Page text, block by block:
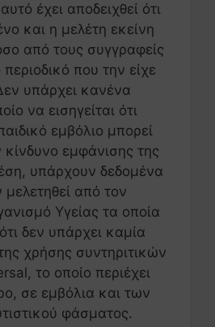
έχει αποδειχθεί ότι
και η μελέτη εκείνη
από τους συγγραφείς
που την είχε
υπάρχει κανένα
να εισηγείται ότι
εμβόλιο μπορεί
κίνδυνο εμφάνισης της
υπάρχουν δεδομένα
από τον
Υγείας τα οποία
δεν υπάρχει καμία
χρήσης συντηριτικών
το οποίο περιέχει
σε εμβόλια και των
φάσματος.